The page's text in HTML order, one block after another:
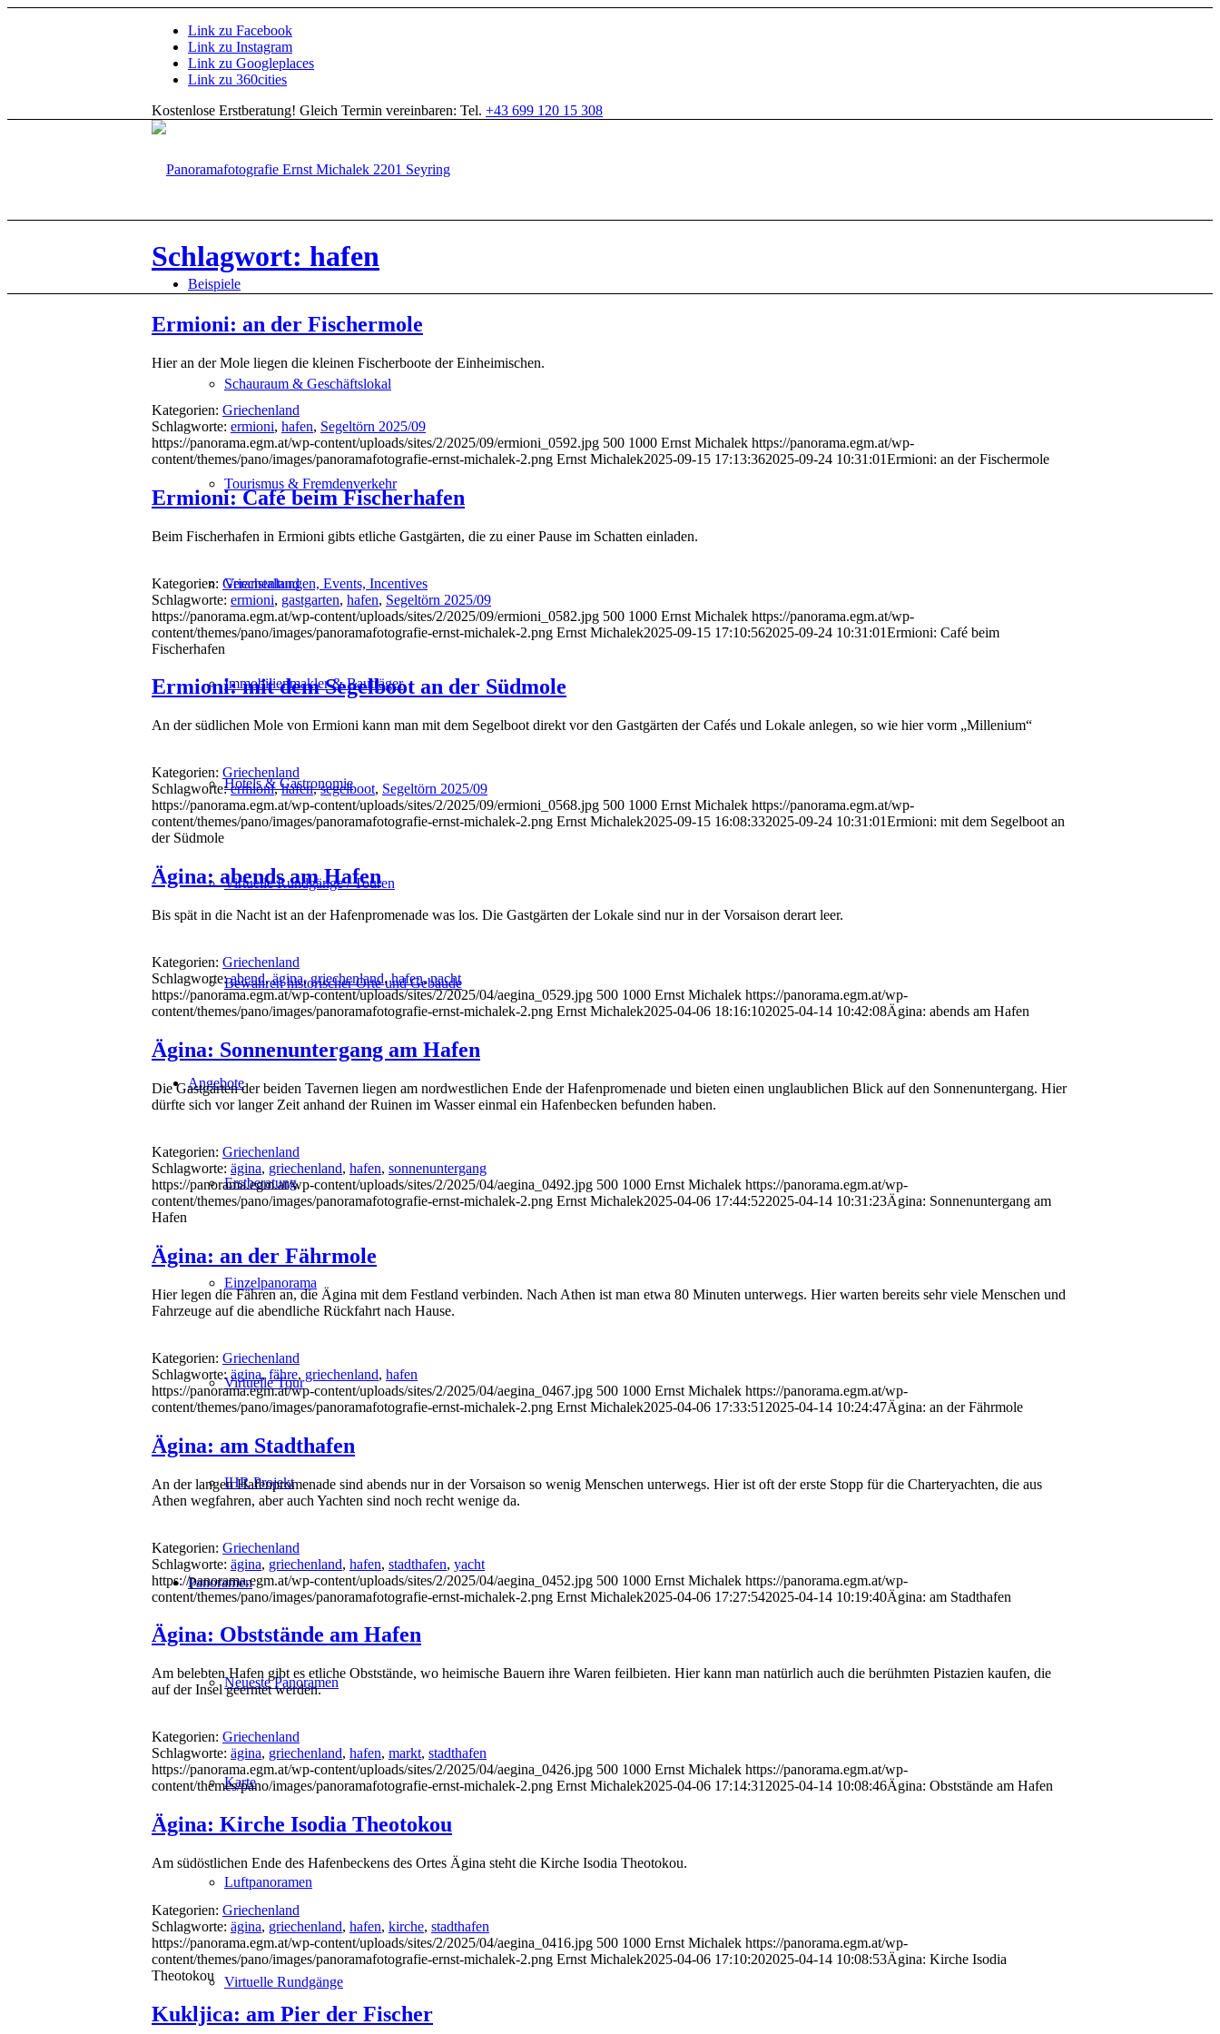
Link zu Facebook
Link zu Instagram
Link zu Googleplaces
Link zu 360cities
Kostenlose Erstberatung! Gleich Termin vereinbaren: Tel. +43 699 120 15 308
Beispiele
Schauraum & Geschäftslokal
Tourismus & Fremdenverkehr
Veranstaltungen, Events, Incentives
Immobilienmakler & Bauträger
Hotels & Gastronomie
Virtuelle Rundgänge / Touren
Bewahren historischer Orte und Gebäude
Angebote
Erstberatung
Einzelpanorama
Virtuelle Tour
IHR Projekt
Panoramen
Neueste Panoramen
Karte
Luftpanoramen
Virtuelle Rundgänge
Schlagwort: hafen
Ermioni: an der Fischermole
Hier an der Mole liegen die kleinen Fischerboote der Einheimischen.
Kategorien: Griechenland
Schlagworte: ermioni, hafen, Segeltörn 2025/09
https://panorama.egm.at/wp-content/uploads/sites/2/2025/09/ermioni_0592.jpg 500 1000 Ernst Michalek https://panorama.egm.at/wp-
content/themes/pano/images/panoramafotografie-ernst-michalek-2.png Ernst Michalek2025-09-15 17:13:362025-09-24 10:31:01Ermioni: an der Fischermole
Ermioni: Café beim Fischerhafen
Beim Fischerhafen in Ermioni gibts etliche Gastgärten, die zu einer Pause im Schatten einladen.
Kategorien: Griechenland
Schlagworte: ermioni, gastgarten, hafen, Segeltörn 2025/09
https://panorama.egm.at/wp-content/uploads/sites/2/2025/09/ermioni_0582.jpg 500 1000 Ernst Michalek https://panorama.egm.at/wp-
content/themes/pano/images/panoramafotografie-ernst-michalek-2.png Ernst Michalek2025-09-15 17:10:562025-09-24 10:31:01Ermioni: Café beim
Fischerhafen
Ermioni: mit dem Segelboot an der Südmole
An der südlichen Mole von Ermioni kann man mit dem Segelboot direkt vor den Gastgärten der Cafés und Lokale anlegen, so wie hier vorm „Millenium“
Kategorien: Griechenland
Schlagworte:ermioni,hafen,segelboot, Segeltörn 2025/09
https://panorama.egm.at/wp-content/uploads/sites/2/2025/09/ermioni_0568.jpg 500 1000 Ernst Michalek https://panorama.egm.at/wp-
content/themes/pano/images/panoramafotografie-ernst-michalek-2.png Ernst Michalek2025-09-15 16:08:332025-09-24 10:31:01Ermioni: mit dem Segelboot an
der Südmole
Ägina: abends am Hafen
Bis spät in die Nacht ist an der Hafenpromenade was los. Die Gastgärten der Lokale sind nur in der Vorsaison derart leer.
Kategorien: Griechenland
Schlagworte:abend,ägina,griechenland,hafen,nacht
https://panorama.egm.at/wp-content/uploads/sites/2/2025/04/aegina_0529.jpg 500 1000 Ernst Michalek https://panorama.egm.at/wp-
content/themes/pano/images/panoramafotografie-ernst-michalek-2.png Ernst Michalek2025-04-06 18:16:102025-04-14 10:42:08Ägina: abends am Hafen
Ägina: Sonnenuntergang am Hafen
Die Gastgärten der beiden Tavernen liegen am nordwestlichen Ende der Hafenpromenade und bieten einen unglaublichen Blick auf den Sonnenuntergang. Hier
dürfte sich vor langer Zeit anhand der Ruinen im Wasser einmal ein Hafenbecken befunden haben.
Kategorien: Griechenland
Schlagworte: ägina, griechenland, hafen, sonnenuntergang
https://panorama.egm.at/wp-content/uploads/sites/2/2025/04/aegina_0492.jpg 500 1000 Ernst Michalek https://panorama.egm.at/wp-
content/themes/pano/images/panoramafotografie-ernst-michalek-2.png Ernst Michalek2025-04-06 17:44:522025-04-14 10:31:23Ägina: Sonnenuntergang am
Hafen
Ägina: an der Fährmole
Hier legen die Fähren an, die Ägina mit dem Festland verbinden. Nach Athen ist man etwa 80 Minuten unterwegs. Hier warten bereits sehr viele Menschen und
Fahrzeuge auf die abendliche Rückfahrt nach Hause.
Kategorien: Griechenland
Schlagworte:ägina,fähre, griechenland, hafen
https://panorama.egm.at/wp-content/uploads/sites/2/2025/04/aegina_0467.jpg 500 1000 Ernst Michalek https://panorama.egm.at/wp-
content/themes/pano/images/panoramafotografie-ernst-michalek-2.png Ernst Michalek2025-04-06 17:33:51 2025-04-14 10:24:47Ägina: an der Fährmole
Ägina: am Stadthafen
An der langen Hafenpromenade sind abends nur in der Vorsaison so wenig Menschen unterwegs. Hier ist oft der erste Stopp für die Charteryachten, die aus
Athen wegfahren, aber auch Yachten sind noch recht wenige da.
Kategorien: Griechenland
Schlagworte: ägina, griechenland, hafen, stadthafen, yacht
https://panorama.egm.at/wp-content/uploads/sites/2/2025/04/aegina_0452.jpg 500 1000 Ernst Michalek https://panorama.egm.at/wp-
content/themes/pano/images/panoramafotografie-ernst-michalek-2.png Ernst Michalek2025-04-06 17:27:542025-04-14 10:19:40Ägina: am Stadthafen
Ägina: Obststände am Hafen
Am belebten Hafen gibt es etliche Obststände, wo heimische Bauern ihre Waren feilbieten. Hier kann man natürlich auch die berühmten Pistazien kaufen, die
auf der Insel geerntet werden.
Kategorien: Griechenland
Schlagworte: ägina, griechenland, hafen, markt, stadthafen
https://panorama.egm.at/wp-content/uploads/sites/2/2025/04/aegina_0426.jpg 500 1000 Ernst Michalek https://panorama.egm.at/wp-
content/themes/pano/images/panoramafotografie-ernst-michalek-2.png Ernst Michalek2025-04-06 17:14:31 2025-04-14 10:08:46Ägina: Obststände am Hafen
Ägina: Kirche Isodia Theotokou
Am südöstlichen Ende des Hafenbeckens des Ortes Ägina steht die Kirche Isodia Theotokou.
Kategorien: Griechenland
Schlagworte: ägina, griechenland, hafen, kirche, stadthafen
https://panorama.egm.at/wp-content/uploads/sites/2/2025/04/aegina_0416.jpg 500 1000 Ernst Michalek https://panorama.egm.at/wp-
content/themes/pano/images/panoramafotografie-ernst-michalek-2.png Ernst Michalek2025-04-06 17:10:202025-04-14 10:08:53Ägina: Kirche Isodia
Theotokou
Kukljica: am Pier der Fischer